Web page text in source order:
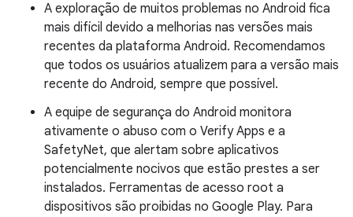
A exploração de muitos problemas no Android fica
mais difícil devido a melhorias nas versões mais
recentes da plataforma Android. Recomendamos
que todos os usuários atualizem para a versão mais
recente do Android, sempre que possível.
A equipe de segurança do Android monitora
ativamente o abuso com o Verify Apps e a
SafetyNet, que alertam sobre aplicativos
potencialmente nocivos que estão prestes a ser
instalados. Ferramentas de acesso root a
dispositivos são proibidas no Google Play. Para